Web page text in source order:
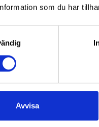
som du har
Avvisa